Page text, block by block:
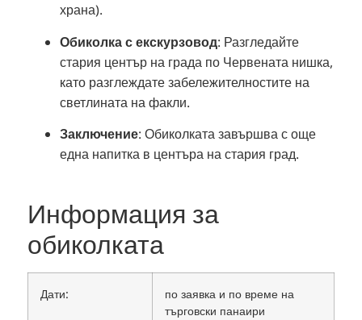
храна).
Обиколка с екскурзовод: Разгледайте
стария център на града по Червената нишка,
като разглеждате забележителностите на
светлината на факли.
Заключение: Обиколката завършва с още
една напитка в центъра на стария град.
Информация за
обиколката
Дати:
по заявка и по време на
търговски панаири